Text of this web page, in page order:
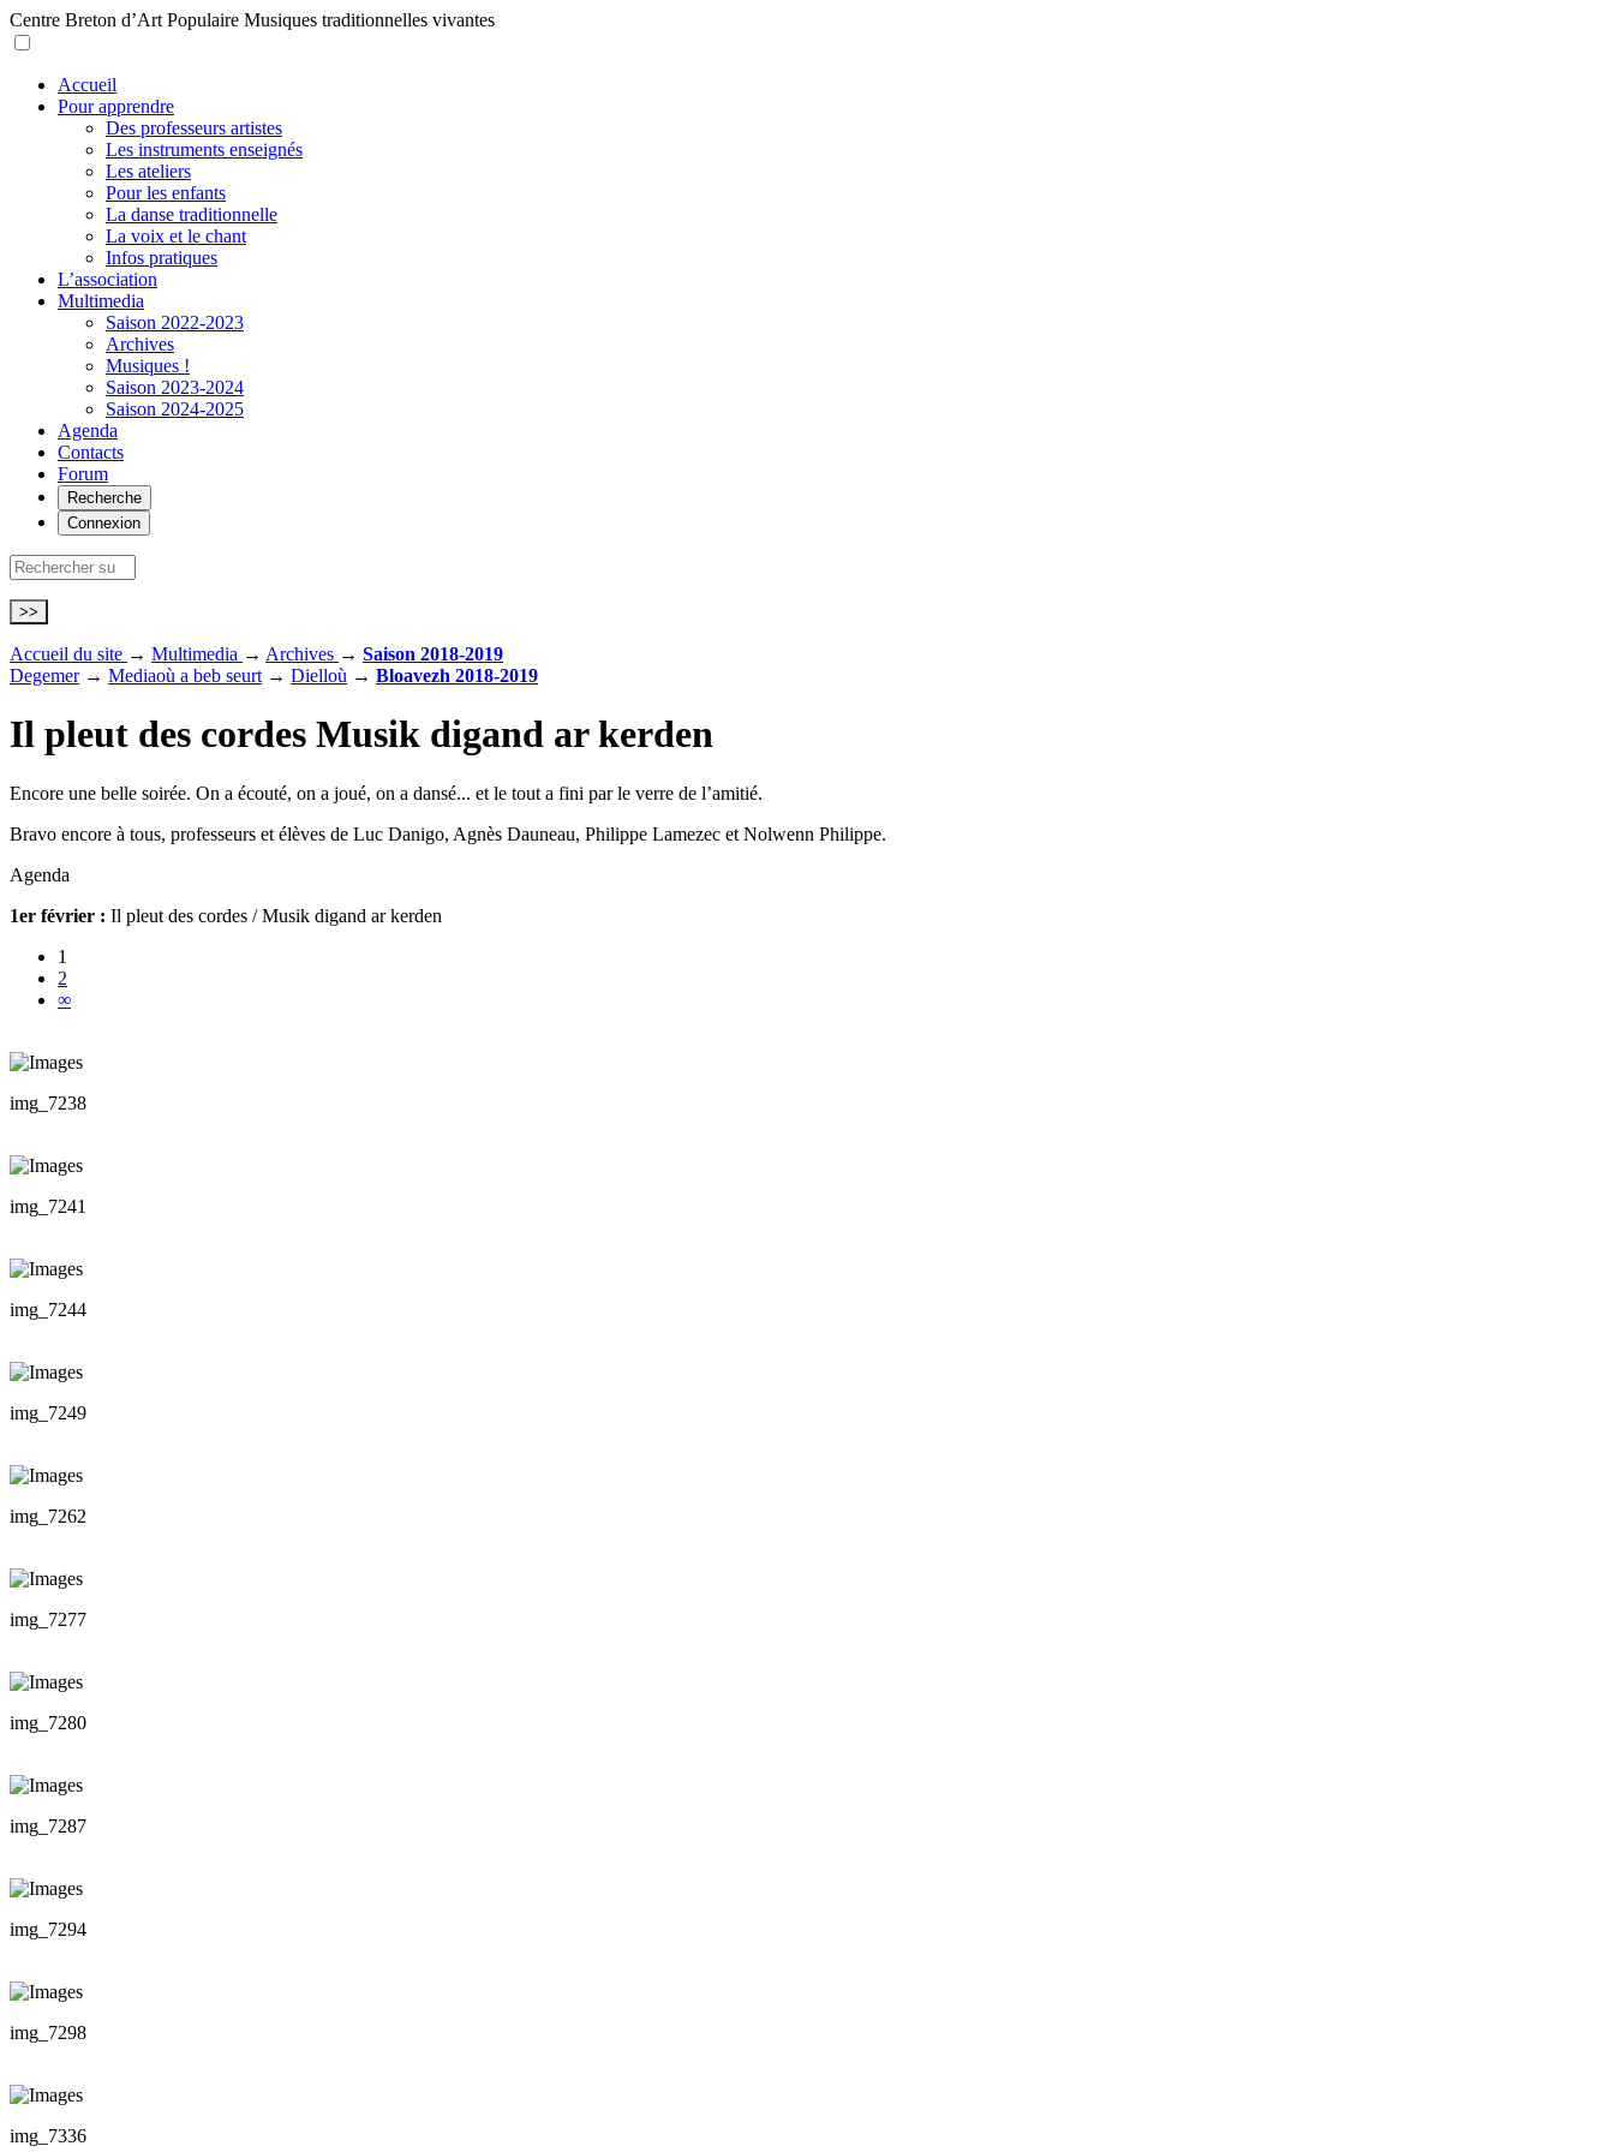
Centre Breton d’Art Populaire Musiques traditionnelles vivantes
Accueil
Pour apprendre
Des professeurs artistes
Les instruments enseignés
Les ateliers
Pour les enfants
La danse traditionnelle
La voix et le chant
Infos pratiques
L’association
Multimedia
Saison 2022-2023
Archives
Musiques !
Saison 2023-2024
Saison 2024-2025
Agenda
Contacts
Forum
Recherche
Connexion
Accueil du site → Multimedia → Archives → Saison 2018-2019
Degemer→ Mediaoù a beb seurt → Dielloù → Bloavezh 2018-2019
Il pleut des cordes Musik digand ar kerden
Encore une belle soirée. On a écouté, on a joué, on a dansé... et le tout a fini par le verre de l’amitié.
Bravo encore à tous, professeurs et élèves de Luc Danigo, Agnès Dauneau, Philippe Lamezec et Nolwenn Philippe.
Agenda
1er février : Il pleut des cordes / Musik digand ar kerden
1
2
∞
img_7238
img_7241
img_7244
img_7249
img_7262
img_7277
img_7280
img_7287
img_7294
img_7298
img_7336